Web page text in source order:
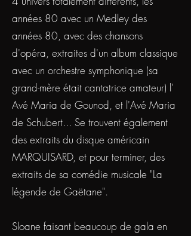
années 80 avec un Medley des
années 80, avec des chansons
d'opéra, extraites d'un album classique
avec un orchestre symphonique (sa
grand-mère était cantatrice amateur) l'
Avé Maria de Gounod, et l'Avé Maria
de Schubert... Se trouvent également
des extraits du disque américain
MARQUISARD, et pour terminer, des
extraits de sa comédie musicale "La
légende de Gaëtane".
Sloane faisant beaucoup de gala en